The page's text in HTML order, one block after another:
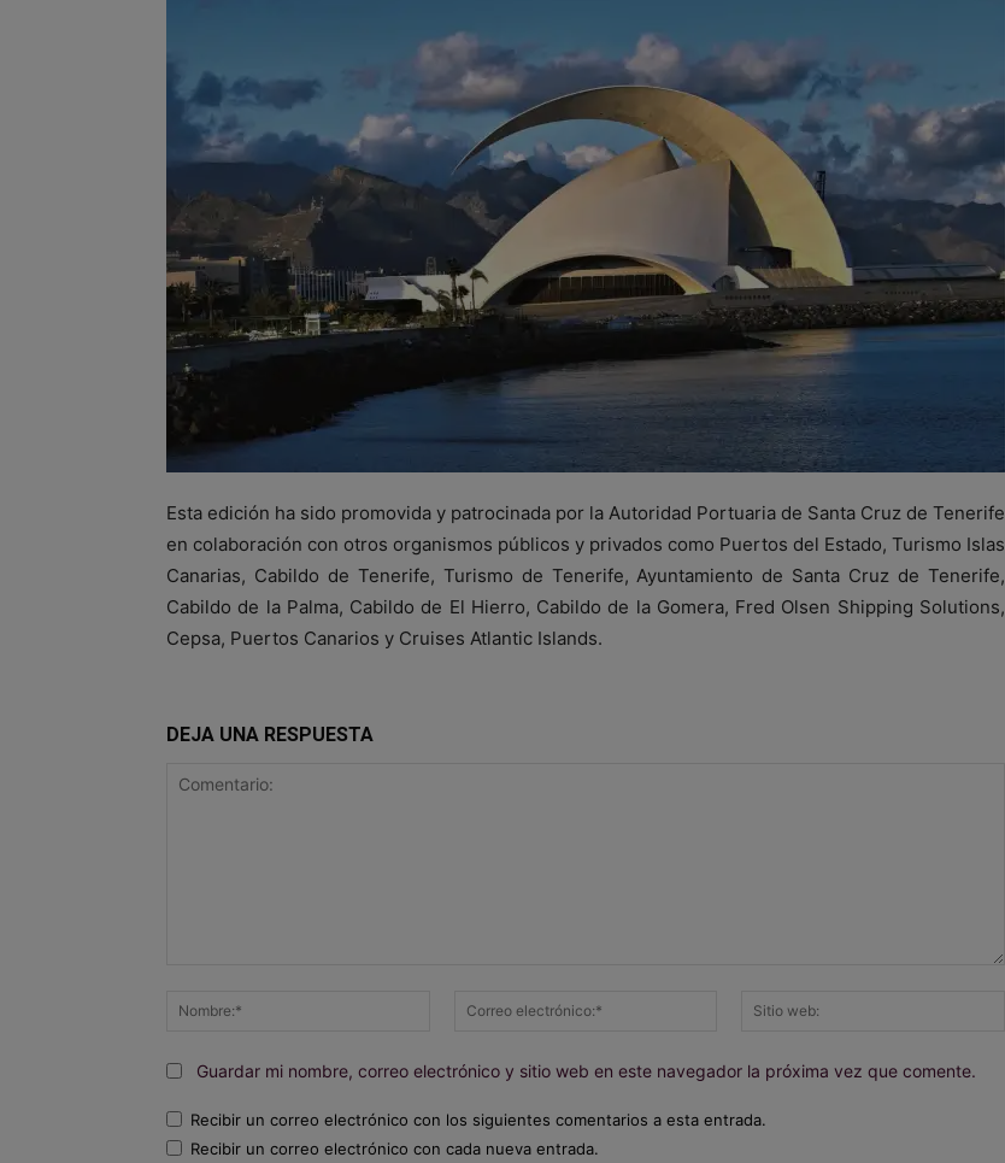
Esta edición ha sido promovida y patrocinada por la Autoridad Portuaria de Santa Cruz de Tenerife
en colaboración con otros organismos públicos y privados como Puertos del Estado, Turismo Islas
Canarias, Cabildo de Tenerife, Turismo de Tenerife, Ayuntamiento de Santa Cruz de Tenerife,
Cabildo de la Palma, Cabildo de El Hierro, Cabildo de la Gomera, Fred Olsen Shipping Solutions,
Cepsa, Puertos Canarios y Cruises Atlantic Islands.
DEJA UNA RESPUESTA
Nombre:*
Correo
Guardar mi nombre, correo electrónico y sitio web en este navegador la próxima vez que comente.
Recibir un correo electrónico con los siguientes comentarios a esta entrada.
Recibir un correo electrónico con cada nueva entrada.